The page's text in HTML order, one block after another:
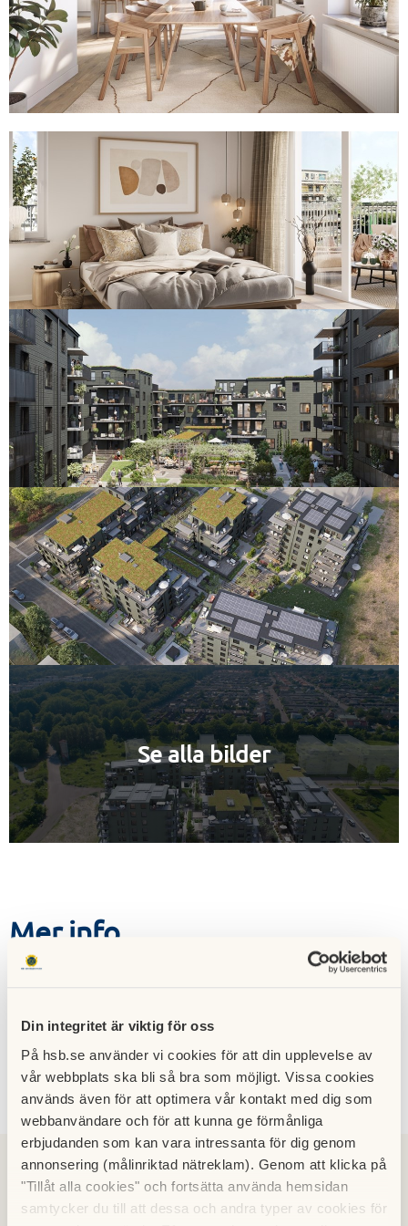
Din integritet är viktig för oss
På hsb.se använder vi cookies för att din upplevelse av
vår webbplats ska bli så bra som möjligt. Vissa cookies
används även för att optimera vår kontakt med dig som
webbanvändare och för att kunna ge förmånliga
erbjudanden som kan vara intressanta för dig genom
annonsering (målinriktad nätreklam). Genom att klicka på
"Tillåt alla cookies" och fortsätta använda hemsidan
samtycker du till att dessa och andra typer av cookies för
Se alla bilder
Mer info
Kontakt
Malin Eriksson